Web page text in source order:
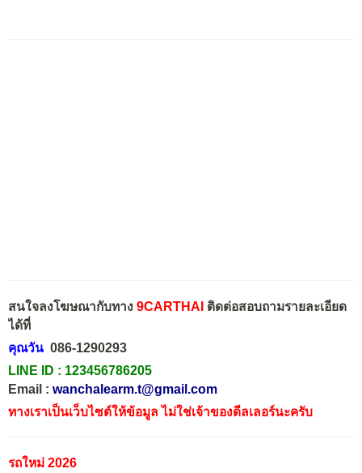
สนใจลงโฆษณากับทาง 9CARTHAI ติดต่อสอบถามรายละเอียด
ได้ที่
คุณวัน 086-1290293
LINE ID : 123456786205
Email : wanchalearm.t@gmail.com
ทางเราเป็นเว็บไซต์ให้ข้อมูล ไม่ใช่เจ้าของดีลเลอร์นะครับ
รถใหม่ 2026